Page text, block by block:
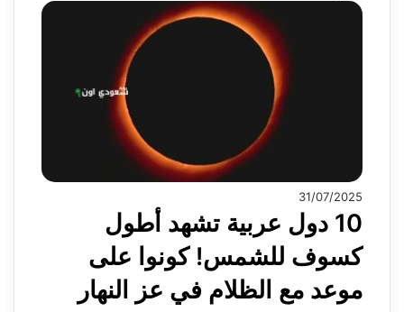
31/07/2025
10 دول عربية تشهد أطول
كسوف للشمس! كونوا على
موعد مع الظلام في عز النهار